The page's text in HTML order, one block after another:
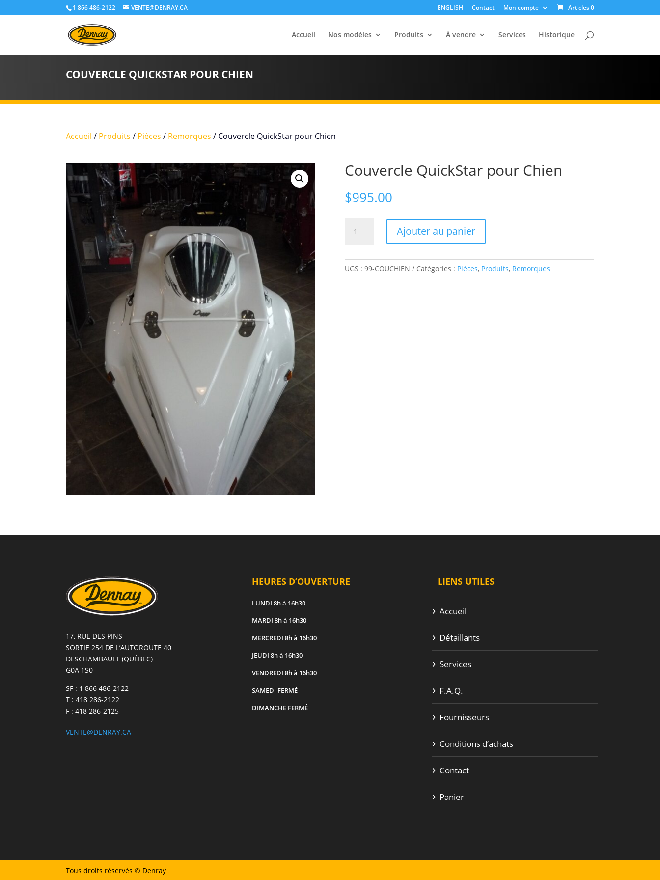
1 866 486-2122 VENTE@DENRAY.CA ENGLISH Contact Mon compte Articles 0
Accueil Nos modèles Produits À vendre Services Historique
COUVERCLE QUICKSTAR POUR CHIEN
Accueil / Produits / Pièces / Remorques / Couvercle QuickStar pour Chien
Couvercle QuickStar pour Chien
$995.00
pour
Ajouter au panier
UGS : 99-COUCHIEN Catégories : Pièces, Produits, Remorques
17, RUE DES PINS
SORTIE 254 DE L’AUTOROUTE 40
DESCHAMBAULT (QUÉBEC)
G0A 1S0
SF : 1 866 486-2122
T : 418 286-2122
F : 418 286-2125
VENTE@DENRAY.CA
HEURES D’OUVERTURE
LUNDI 8h à 16h30
MARDI 8h à 16h30
MERCREDI 8h à 16h30
JEUDI 8h à 16h30
VENDREDI 8h à 16h30
SAMEDI FERMÉ
DIMANCHE FERMÉ
LIENS UTILES
Accueil
Détaillants
Services
F.A.Q.
Fournisseurs
Conditions d’achats
Contact
Panier
Tous droits réservés © Denray